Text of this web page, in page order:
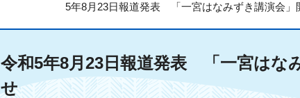
5年8月23日報道発表 「一宮はなみずき講演会」
令和5年8月23日報道発表 「一宮はな
せ